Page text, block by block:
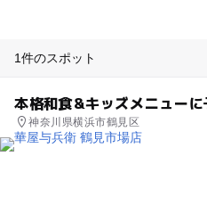
1件のスポット
本格和食&キッズメニューに
神奈川県横浜市鶴見区